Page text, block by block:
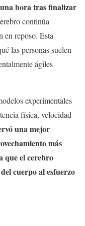
hora tras finalizar
continúa
en reposo. Esta
las personas suelen
ágiles
experimentales
física, velocidad
una mejor
más
que el cerebro
cuerpo al esfuerzo